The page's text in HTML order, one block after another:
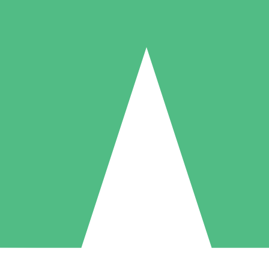
Individuelle Credit-Pakete
nach Bedarf mit Download-Credits. Keine monatliche Verpflichtung